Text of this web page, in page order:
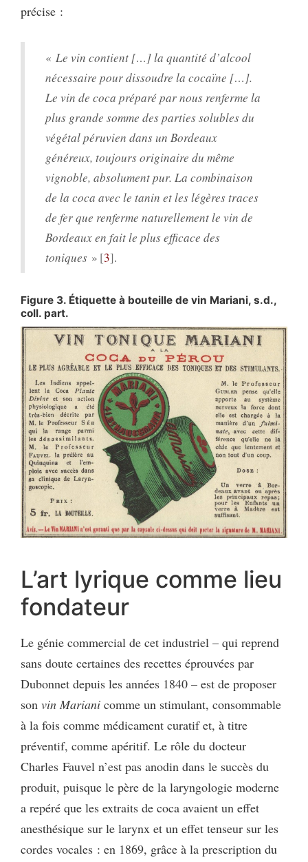
précise :
« Le vin contient […] la quantité d’alcool
nécessaire pour dissoudre la cocaïne […].
Le vin de coca préparé par nous renferme la
plus grande somme des parties solubles du
végétal péruvien dans un Bordeaux
généreux, toujours originaire du même
vignoble, absolument pur. La combinaison
de la coca avec le tanin et les légères traces
de fer que renferme naturellement le vin de
Bordeaux en fait le plus efficace des
toniques » 3 .
Figure 3. Étiquette à bouteille de vin Mariani, s.d.,
coll. part.
L’art lyrique comme lieu
fondateur
Le génie commercial de cet industriel – qui reprend
sans doute certaines des recettes éprouvées par
Dubonnet depuis les années 1840 – est de proposer
son vin Mariani comme un stimulant, consommable
à la fois comme médicament curatif et, à titre
préventif, comme apéritif. Le rôle du docteur
Charles Fauvel n’est pas anodin dans le succès du
produit, puisque le père de la laryngologie moderne
a repéré que les extraits de coca avaient un effet
anesthésique sur le larynx et un effet tenseur sur les
cordes vocales : en 1869, grâce à la prescription du